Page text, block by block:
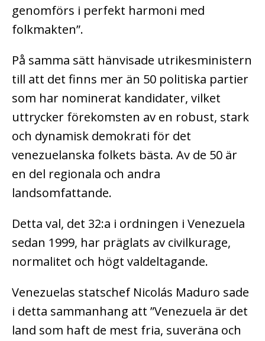
genomförs i perfekt harmoni med
folkmakten”.
På samma sätt hänvisade utrikesministern
till att det finns mer än 50 politiska partier
som har nominerat kandidater, vilket
uttrycker förekomsten av en robust, stark
och dynamisk demokrati för det
venezuelanska folkets bästa. Av de 50 är
en del regionala och andra
landsomfattande.
Detta val, det 32:a i ordningen i Venezuela
sedan 1999, har präglats av civilkurage,
normalitet och högt valdeltagande.
Venezuelas statschef Nicolás Maduro sade
i detta sammanhang att ”Venezuela är det
land som haft de mest fria, suveräna och